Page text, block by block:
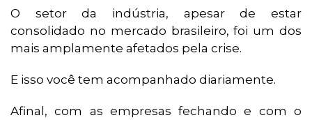
O setor da indústria, apesar de estar
consolidado no mercado brasileiro, foi um dos
mais amplamente afetados pela crise.
E isso você tem acompanhado diariamente.
Afinal, com as empresas fechando e com o